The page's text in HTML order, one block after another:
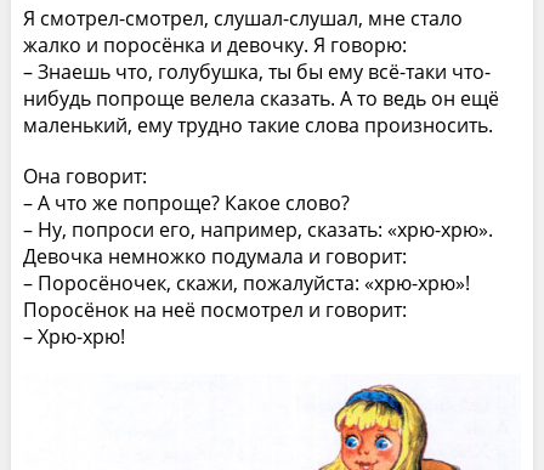
Я смотрел-смотрел, слушал-слушал, мне стало
жалко и поросёнка и девочку. Я говорю:
– Знаешь что, голубушка, ты бы ему всё-таки что-
нибудь попроще велела сказать. А то ведь он ещё
маленький, ему трудно такие слова произносить.
Она говорит:
– А что же попроще? Какое слово?
– Ну, попроси его, например, сказать: «хрю-хрю».
Девочка немножко подумала и говорит:
– Поросёночек, скажи, пожалуйста: «хрю-хрю»!
Поросёнок на неё посмотрел и говорит:
– Хрю-хрю!